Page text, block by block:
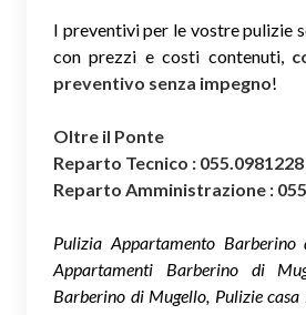
I preventivi per le vostre pulizie
con prezzi e costi contenuti,
preventivo senza impegno!
Oltre il Ponte
Reparto Tecnico : 055.0981228
Reparto Amministrazione :
Pulizia Appartamento Barberino
Appartamenti Barberino di
Barberino di Mugello, Pulizie